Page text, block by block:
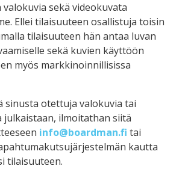
sekä videokuvata
Ellei tilaisuuteen osallistuja toisin
tilaisuuteen hän antaa luvan
sekä kuvien käyttöön
myös markkinoinnillisissa
sinusta otettuja valokuvia tai
julkaistaan, ilmoitathan siitä
info@boardman.fi tai
kautta
tilaisuuteen.